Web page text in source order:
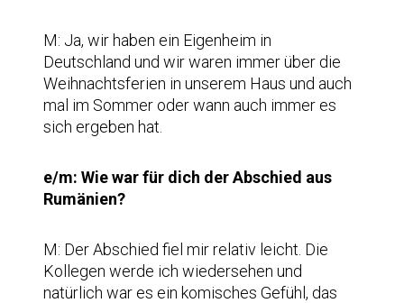
M: Ja, wir haben ein Eigenheim in
Deutschland und wir waren immer über die
Weihnachtsferien in unserem Haus und auch
mal im Sommer oder wann auch immer es
sich ergeben hat.
e/m: Wie war für dich der Abschied aus
Rumänien?
M: Der Abschied fiel mir relativ leicht. Die
Kollegen werde ich wiedersehen und
natürlich war es ein komisches Gefühl, das